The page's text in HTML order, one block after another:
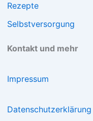
Rezepte
Selbstversorgung
Kontakt und mehr
Impressum
Datenschutzerklärung